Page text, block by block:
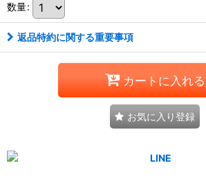
数量:
返品特約に関する重要事項
カートに入れる
お気に入り登録